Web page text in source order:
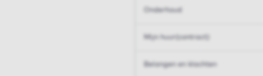
Onderhoud
Mijn huur(contract)
Belangen en klachten